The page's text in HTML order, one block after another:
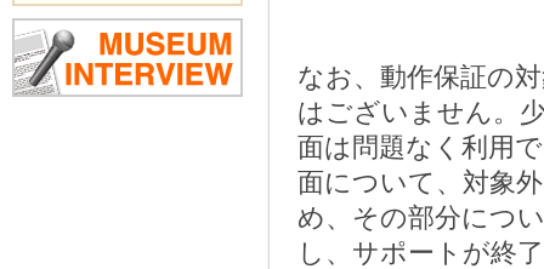
なお、動作保証の
はございません。
面は問題なく利用
面について、対象
め、その部分につ
し、サポートが終